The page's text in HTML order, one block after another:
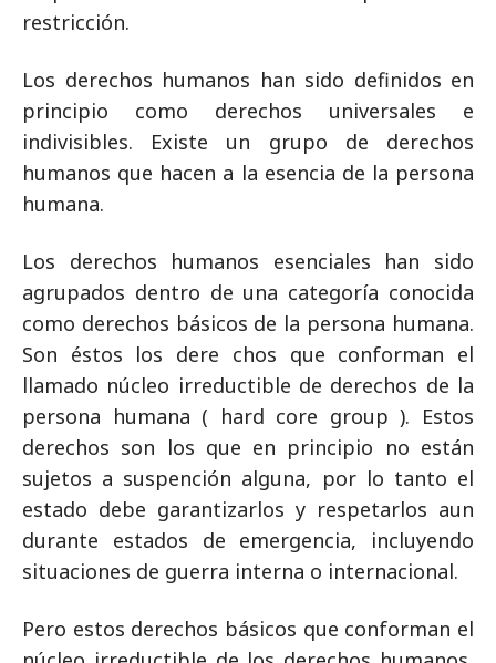
restricción.
Los derechos humanos han sido definidos en
principio como derechos universales e
indivisibles. Existe un grupo de derechos
humanos que hacen a la esencia de la persona
humana.
Los derechos humanos esenciales han sido
agrupados dentro de una categoría conocida
como derechos básicos de la persona humana.
Son éstos los dere chos que conforman el
llamado núcleo irreductible de derechos de la
persona humana ( hard core group ). Estos
derechos son los que en principio no están
sujetos a suspención alguna, por lo tanto el
estado debe garantizarlos y respetarlos aun
durante estados de emergencia, incluyendo
situaciones de guerra interna o internacional.
Pero estos derechos básicos que conforman el